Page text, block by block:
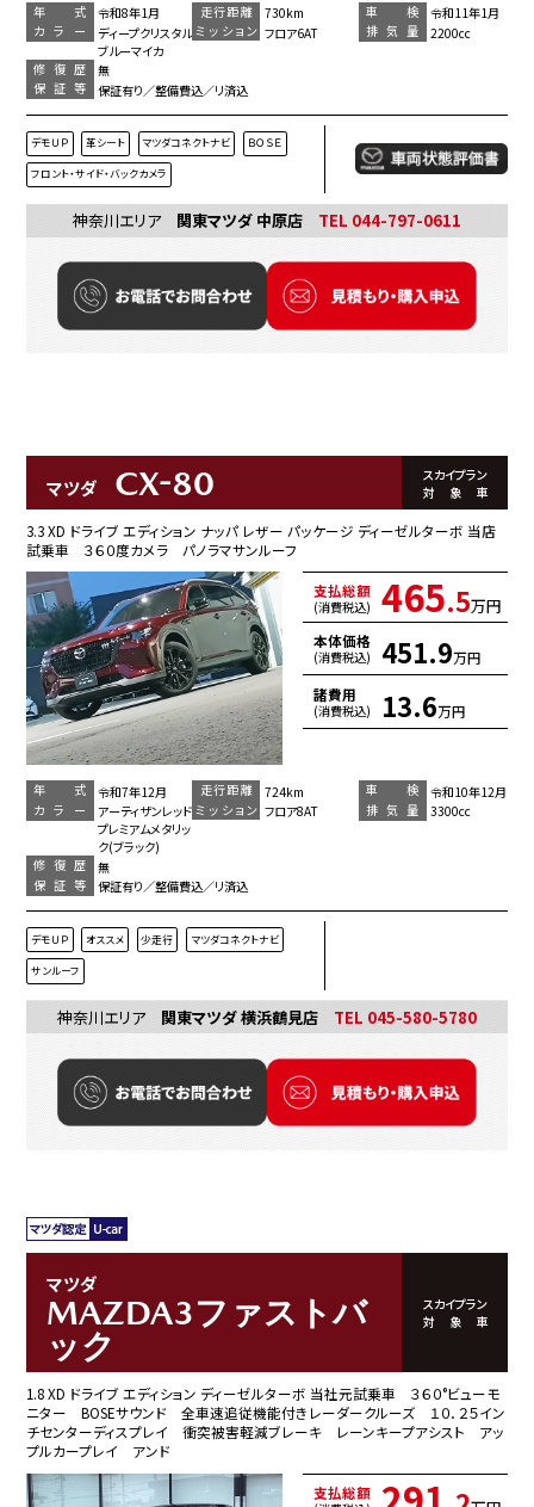
年 式 令和8年1月 走行距離 730km 車 検
令和11年1月
カラー
ディープクリスタル
ブルーマイカ
ミッション フロア6AT 排気量
2200cc
修復歴
無
保証等
保証有り／整備費込／リ済込
デモＵＰ 革シート マツダコネクトナビ ＢＯＳＥ
フロント・サイド・バックカメラ
神奈川エリア 関東マツダ 中原店 TEL 044-797-0611
マツダ CX-80
スカイプラン
対象車
3.3 XD ドライブ エディション ナッパ レザー パッケージ ディーゼルターボ 当店
試乗車 ３６０度カメラ パノラマサンルーフ
支払総額
(消費税込) 465.5万円
本体価格
(消費税込) 451.9万円
諸費用
(消費税込) 13.6万円
年 式 令和7年12月 走行距離 724km 車 検
令和10年12月
カラー
アーティザンレッド
プレミアムメタリッ
ク(ブラック)
ミッション フロア8AT 排気量 3300cc
修復歴
無
保証等
保証有り／整備費込／リ済込
デモＵＰ オススメ 少走行 マツダコネクトナビ
サンルーフ
神奈川エリア 関東マツダ 横浜鶴見店 TEL 045-580-5780
マツダ
MAZDA3ファストバ
ック
スカイプラン
対象車
1.8 XD ドライブ エディション ディーゼルターボ 当社元試乗車 ３６０°ビューモ
ニター BOSEサウンド 全車速追従機能付きレーダークルーズ １０．２５イン
チセンターディスプレイ 衝突被害軽減ブレーキ レーンキープアシスト アッ
プルカープレイ アンド
支払総額